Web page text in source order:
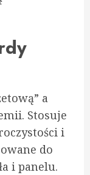
a
Stosuje
i
do
i panelu.